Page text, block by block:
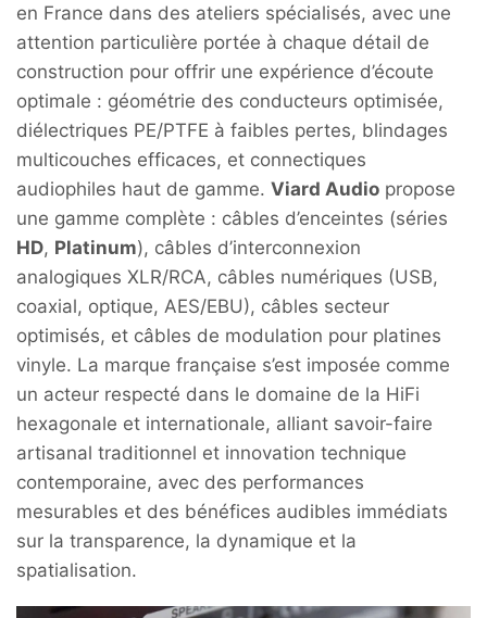
en France dans des ateliers spécialisés, avec une
attention particulière portée à chaque détail de
construction pour offrir une expérience d’écoute
optimale : géométrie des conducteurs optimisée,
diélectriques PE/PTFE à faibles pertes, blindages
multicouches efficaces, et connectiques
audiophiles haut de gamme. Viard Audio propose
une gamme complète : câbles d’enceintes (séries
HD, Platinum), câbles d’interconnexion
analogiques XLR/RCA, câbles numériques (USB,
coaxial, optique, AES/EBU), câbles secteur
optimisés, et câbles de modulation pour platines
vinyle. La marque française s’est imposée comme
un acteur respecté dans le domaine de la HiFi
hexagonale et internationale, alliant savoir-faire
artisanal traditionnel et innovation technique
contemporaine, avec des performances
mesurables et des bénéfices audibles immédiats
sur la transparence, la dynamique et la
spatialisation.